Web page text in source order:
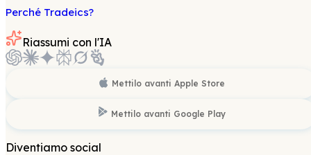
Perché Tradeics?
Riassumi con l'IA
Mettilo avanti Apple Store
Mettilo avanti Google Play
Diventiamo social